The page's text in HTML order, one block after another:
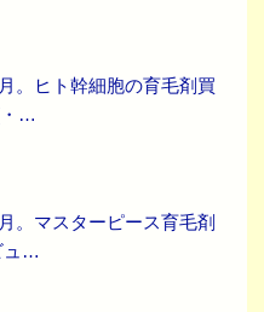
。ヒト幹細胞の育毛剤買
・…
。マスターピース育毛剤
ュ…